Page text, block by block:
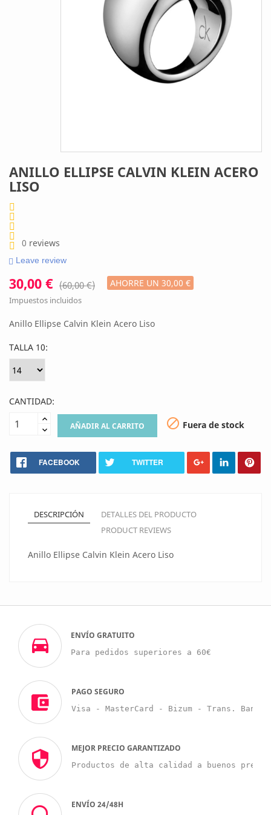
ANILLO ELLIPSE CALVIN KLEIN ACERO
LISO
0 reviews
Leave review
30,00 € (60,00 €) AHORRE UN 30,00 €
Impuestos incluidos
Anillo Ellipse Calvin Klein Acero Liso
TALLA 10:
CANTIDAD:
AÑADIR AL CARRITO  Fuera de stock
FACEBOOK TWITTER
DESCRIPCIÓN
DETALLES DEL PRODUCTO
PRODUCT REVIEWS
Anillo Ellipse Calvin Klein Acero Liso
ENVÍO GRATUITO
Para pedidos superiores a 60€
PAGO SEGURO
Visa - MasterCard - Bizum - Trans.
MEJOR PRECIO GARANTIZADO
Productos de alta calidad a buenos
ENVÍO 24/48H